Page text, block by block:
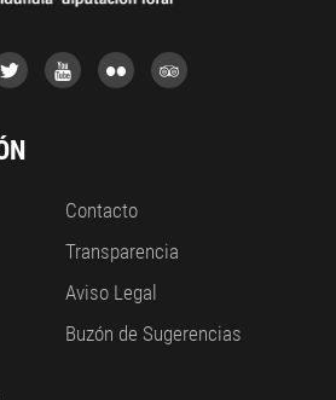
Contacto
Transparencia
Aviso Legal
Buzón de Sugerencias